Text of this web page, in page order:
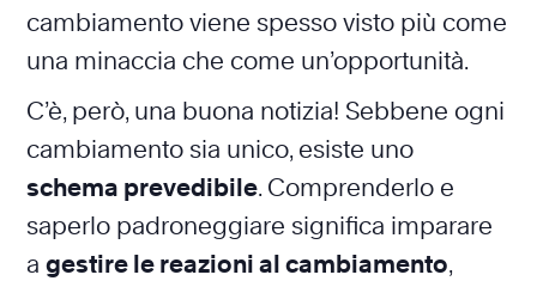
cambiamento viene spesso visto più come
una minaccia che come un’opportunità.
C’è, però, una buona notizia! Sebbene ogni
cambiamento sia unico, esiste uno
schema prevedibile. Comprenderlo e
saperlo padroneggiare significa imparare
a gestire le reazioni al cambiamento,